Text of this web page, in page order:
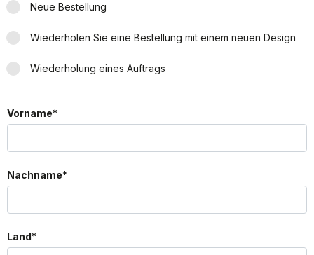
Neue Bestellung
Wiederholen Sie eine Bestellung mit einem neuen Design
Wiederholung eines Auftrags
Vorname*
Nachname*
Land*